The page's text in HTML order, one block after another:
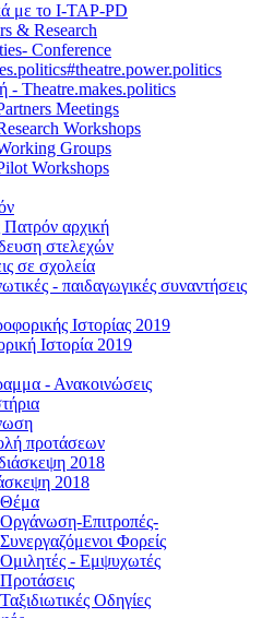
με το I-TAP-PD
& Research
Conference
- Theatre.makes.politics
Meetings
Workshops
Groups
Workshops
Πατρόν αρχική
στελεχών
σε σχολεία
- παιδαγωγικές συναντήσεις
Ιστορίας 2019
Ιστορία 2019
- Ανακοινώσεις
προτάσεων
2018
2018
Θέμα
Οργάνωση-Επιτροπές-
Συνεργαζόμενοι Φορείς
Ομιλητές - Εμψυχωτές
Προτάσεις
Ταξιδιωτικές Οδηγίες